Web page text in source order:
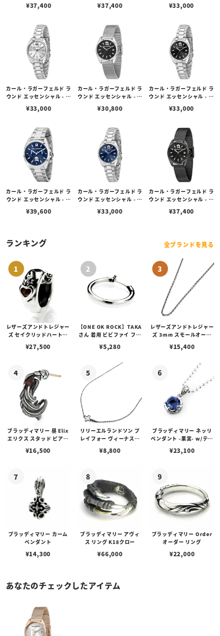
ャー ダイヤル ローズゴー
¥37,400
ド アイコン ダイヤル ブラ
¥37,400
コン ダイヤル ブラック レ
¥33,000
カール・ラガーフェルド ラ
ウンド エッセンシャル - シ
ダイヤル シルバー
¥33,000
カール・ラガーフェルド ラ
ウンド エッセンシャル - ブ
シルバー メッシュ
¥30,800
カール・ラガーフェルド ラ
ウンド エッセンシャル - ブ
ダイヤル シルバー
¥33,000
カール・ラガーフェルド ラ
ウンド エッセンシャル - マ
コン ダイヤル シルバー
¥39,600
カール・ラガーフェルド ラ
ウンド エッセンシャル - ブ
イヤル シルバー
¥33,000
カール・ラガーフェルド ラ
ウンド エッセンシャル - ブ
ダイヤル ブラック メッシ
¥37,400
ランキング 全ブランドを見る
レザーズアンドトレジャー
ズ セイクリッドハートピ
¥27,500
【ONE OK ROCK】TAKA
さん 着用 ビビファイ フー
¥5,280
レザーズアンドトレジャー
ズ 3mm スモールオーバ
ブスタークラスプ＆LTロ
¥15,400
ブラッディマリー 昼 Elix
エリクス スタッド ピアス
¥16,500
リリーエルランドソン プ
レイフォー ヴィーナスチ
¥8,800
ブラッディマリー ネッリ
ペンダント -果実- w/ティ
¥23,100
ブラッディマリー カーム
ペンダント
¥14,300
ブラッディマリー アヴィ
ス リング K18クロー
¥66,000
ブラッディマリー Order
オーダー リング
¥22,000
あなたのチェックしたアイテム